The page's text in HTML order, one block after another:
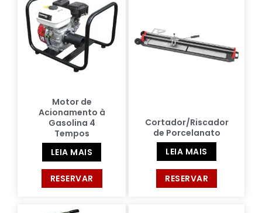
Motor de
Acionamento à
Gasolina 4
Tempos
LEIA MAIS
RESERVAR
Cortador/Riscador
de Porcelanato
LEIA MAIS
RESERVAR